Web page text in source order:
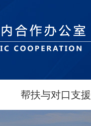
帮扶与对口支援